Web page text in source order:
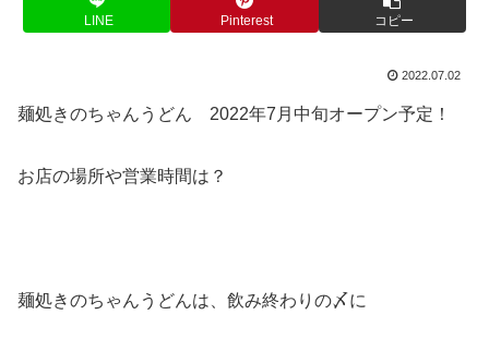
LINE Pinterest コピー
2022.07.02
麺処きのちゃんうどん 2022年7月中旬オープン予定！
お店の場所や営業時間は？
麺処きのちゃんうどんは、飲み終わりの〆に